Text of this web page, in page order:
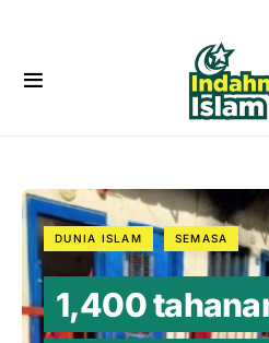
DUNIA ISLAM SEMASA
1,400